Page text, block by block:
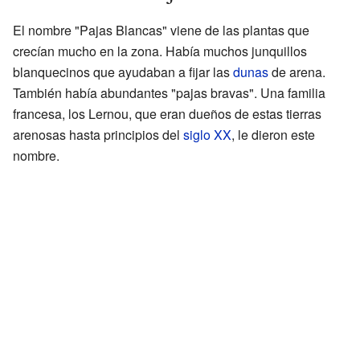
El nombre "Pajas Blancas" viene de las plantas que
crecían mucho en la zona. Había muchos junquillos
blanquecinos que ayudaban a fijar lasdunasde arena.
También había abundantes "pajas bravas". Una familia
francesa, los Lernou, que eran dueños de estas tierras
arenosas hasta principios del siglo XX, le dieron este
nombre.